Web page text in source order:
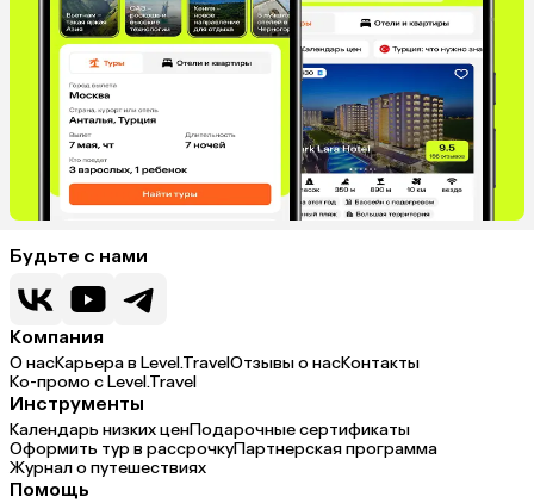
Будьте с нами
Компания
О насКарьера в Level.TravelОтзывы о насКонтакты
Ко-промо с Level.Travel
Инструменты
Календарь низких ценПодарочные сертификаты
Оформить тур в рассрочкуПартнерская программа
Журнал о путешествиях
Помощь